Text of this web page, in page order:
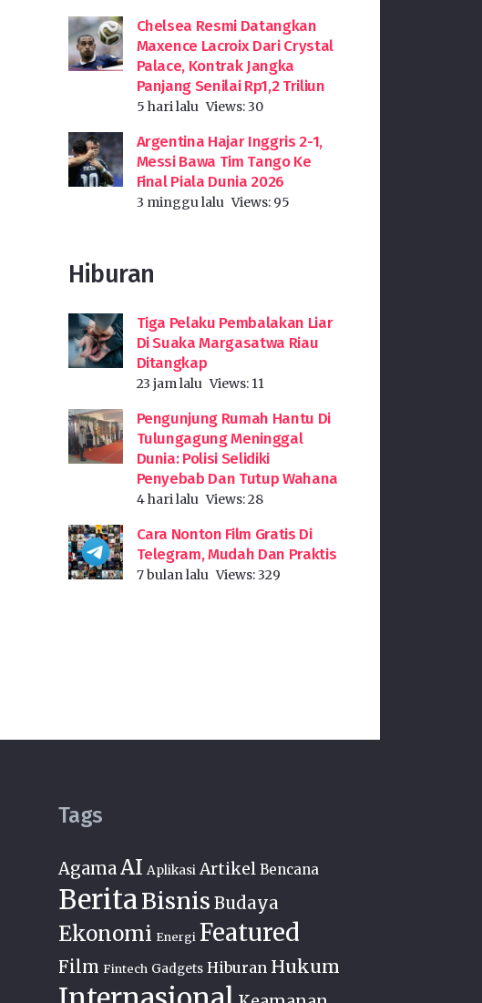
Chelsea Resmi Datangkan
Maxence Lacroix Dari Crystal
Palace, Kontrak Jangka
Panjang Senilai Rp1,2 Triliun
5 hari lalu Views:30
Argentina Hajar Inggris 2-1,
Messi Bawa Tim Tango Ke
Final Piala Dunia 2026
3 minggu lalu Views: 95
Hiburan
Tiga Pelaku Pembalakan Liar
Di Suaka Margasatwa Riau
Ditangkap
23 jam lalu Views: 11
Pengunjung Rumah Hantu Di
Tulungagung Meninggal
Dunia: Polisi Selidiki
Penyebab Dan Tutup Wahana
4 hari lalu Views:28
Cara Nonton Film Gratis Di
Telegram, Mudah Dan Praktis
7 bulan lalu Views:329
Tags
AgamaAI Aplikasi Artikel Bencana
BeritaBisnis Budaya
Ekonomi Energi Featured
Film Fintech Gadgets Hiburan Hukum